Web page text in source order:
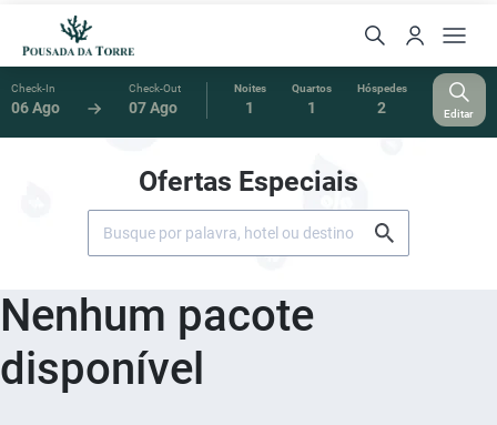
Check-In
06 Ago
Check-Out
07 Ago
Noites
1
Quartos
1
Hóspedes
2 Editar
Ofertas Especiais
Nenhum pacote
disponível